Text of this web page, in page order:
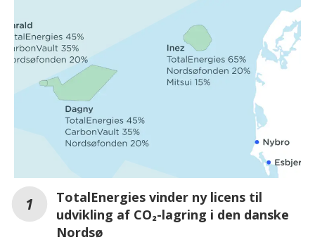
TotalEnergies vinder ny licens til
udvikling af CO₂-lagring i den danske
Nordsø